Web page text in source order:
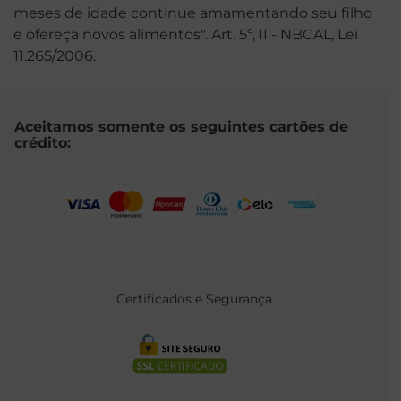
meses de idade continue amamentando seu filho
e ofereça novos alimentos". Art. 5º, II - NBCAL, Lei
11.265/2006.
Aceitamos somente os seguintes cartões de
crédito:
Certificados e Segurança